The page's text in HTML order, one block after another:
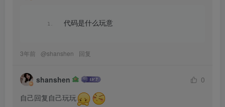
代码是什么玩意
3年前 @shanshen 回复
shanshen
0
自己回复自己玩玩